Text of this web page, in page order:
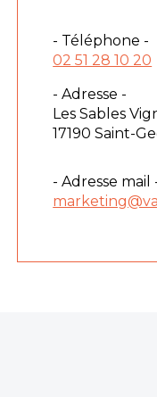
- Téléphone -
02 51 28 10 20
- Adresse -
Les Sables
17190 Saint-
- Adresse mail